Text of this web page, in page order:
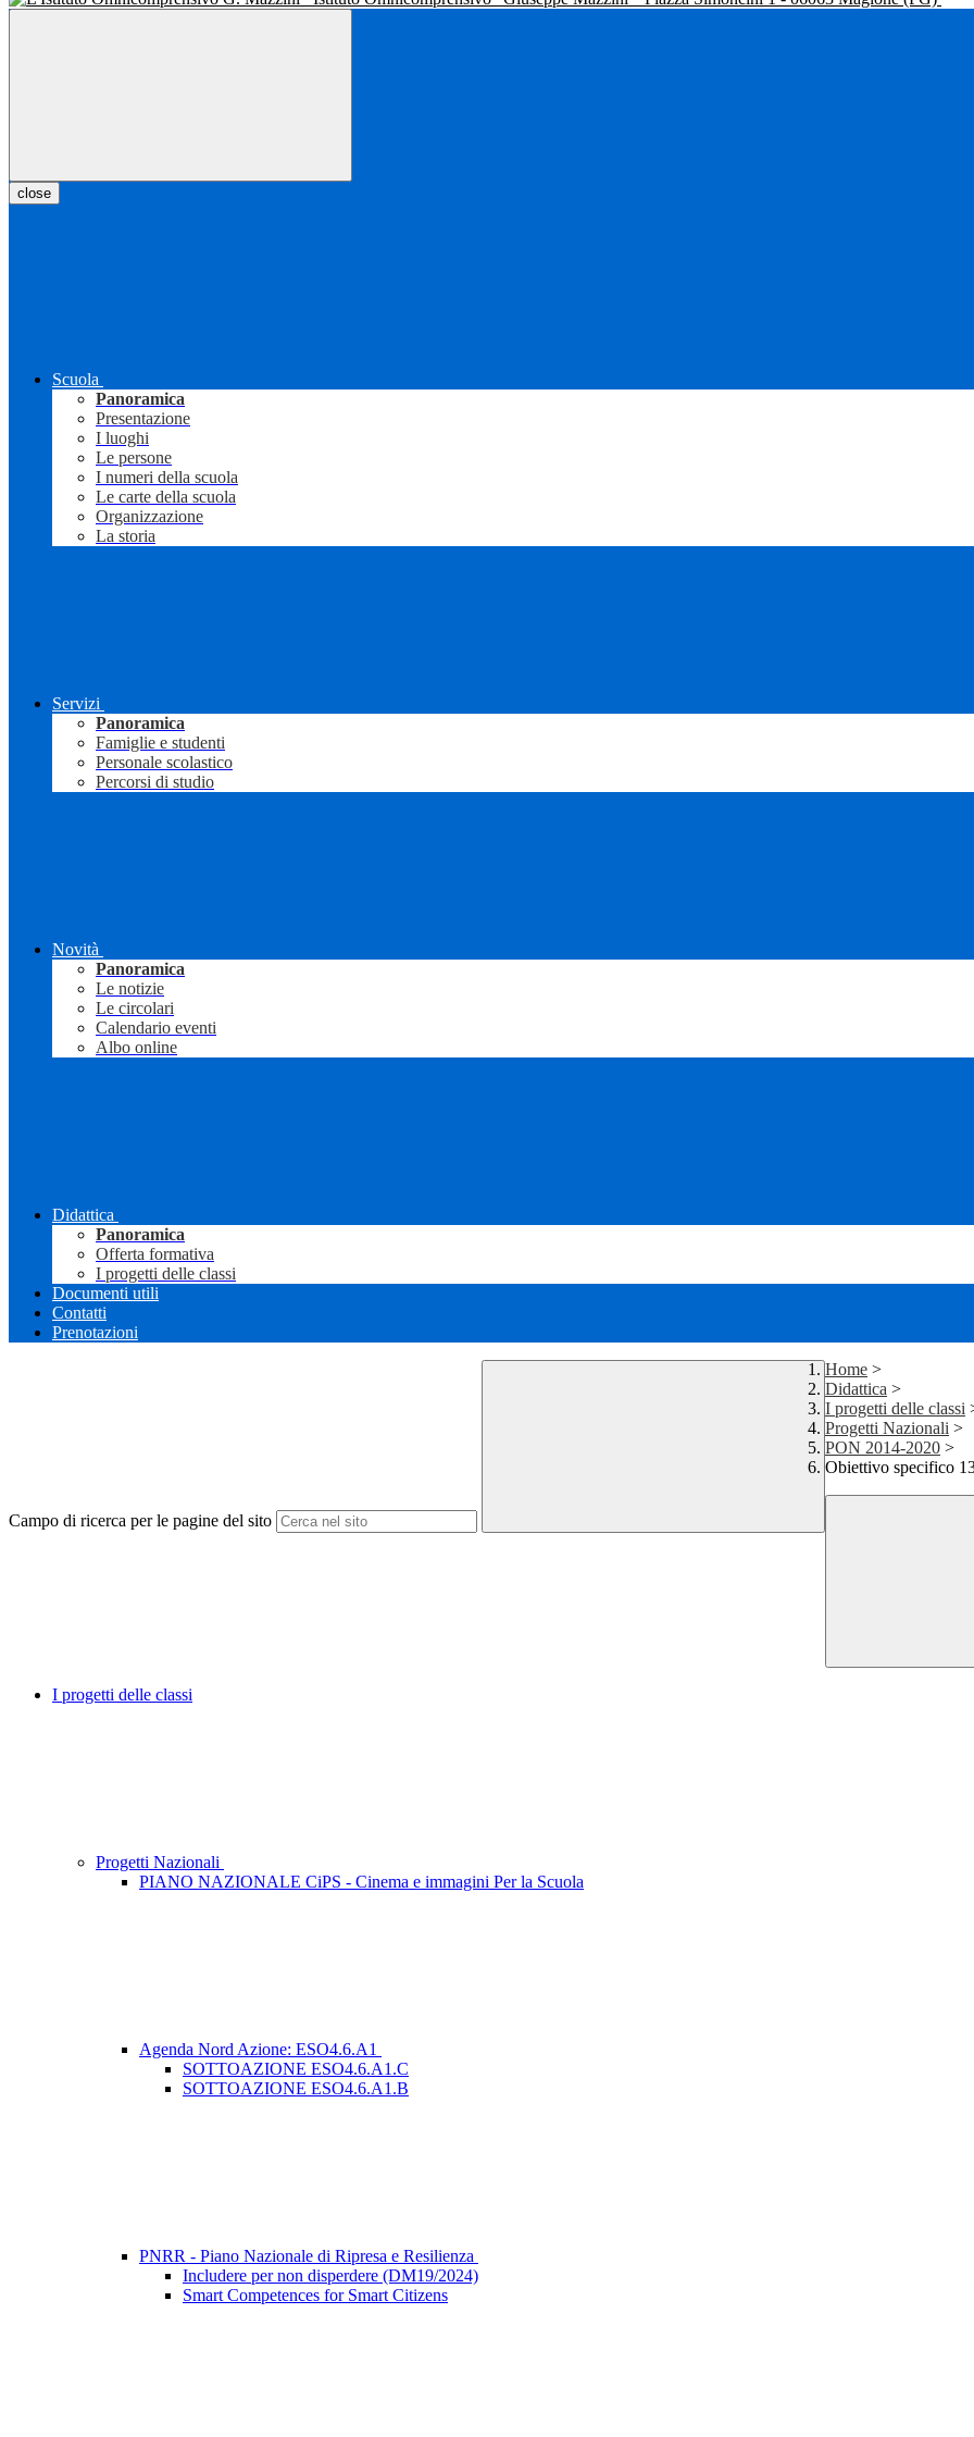
close
Scuola
Panoramica
Presentazione
I luoghi
Le persone
I numeri della scuola
Le carte della scuola
Organizzazione
La storia
Servizi
Panoramica
Famiglie e studenti
Personale scolastico
Percorsi di studio
Novità
Panoramica
Le notizie
Le circolari
Calendario eventi
Albo online
Didattica
Panoramica
Offerta formativa
I progetti delle classi
Documenti utili
Contatti
Prenotazioni
Campo di ricerca per le pagine del sito
Home >
Didattica >
I progetti delle classi
Progetti Nazionali >
PON 2014-2020 >
Obiettivo specifico
I progetti delle classi
Progetti Nazionali
PIANO NAZIONALE CiPS - Cinema e immagini Per la Scuola
Agenda Nord Azione: ESO4.6.A1
SOTTOAZIONE ESO4.6.A1.C
SOTTOAZIONE ESO4.6.A1.B
PNRR - Piano Nazionale di Ripresa e Resilienza
Includere per non disperdere (DM19/2024)
Smart Competences for Smart Citizens